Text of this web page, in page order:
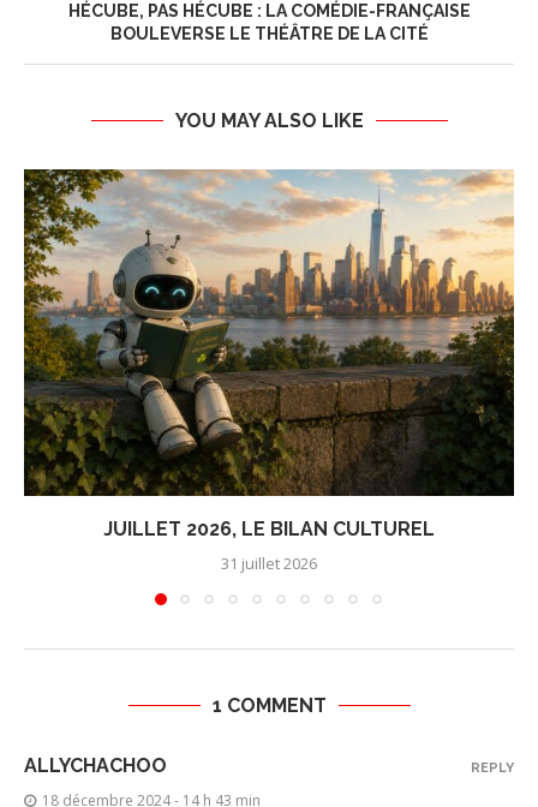
HÉCUBE, PAS HÉCUBE : LA COMÉDIE-FRANÇAISE
BOULEVERSE LE THÉÂTRE DE LA CITÉ
YOU MAY ALSO LIKE
JUILLET 2026, LE BILAN CULTUREL
31 juillet 2026
1 COMMENT
ALLYCHACHOO
18 décembre 2024 - 14 h 43 min
REPLY